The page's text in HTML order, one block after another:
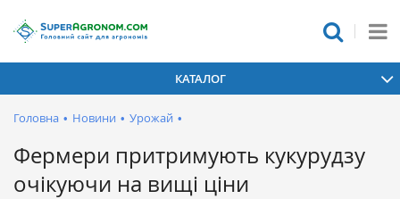
КАТАЛОГ
Головна • Новини • Урожай •
Фермери притримують кукурудзу
очікуючи на вищі ціни